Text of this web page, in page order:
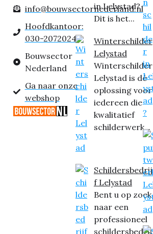
info@bouwsectornederland.nl
Hoofdkantoor:
030-2072024
Bouwsector
Nederland
Ga naar onze
webshop
in Lelystad?
Dit is het...
Winterschilder
Lelystad
Winterschilder
Lelystad is dé
oplossing voor
iedereen die
kwalitatief
schilderwerk...
Schildersbedrij
f Lelystad
Bent u op zoek
naar een
professioneel
schildersbedrij